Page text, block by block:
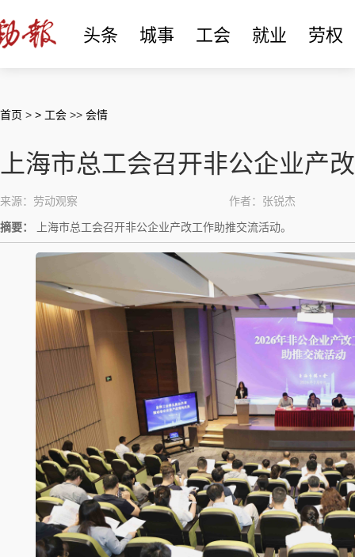
头条 城事 工会 就业 劳权
首页 > > 工会 >> 会情
上海市总工会召开非公企业产
来源：劳动观察 作者：张锐杰
摘要： 上海市总工会召开非公企业产改工作助推交流活动。